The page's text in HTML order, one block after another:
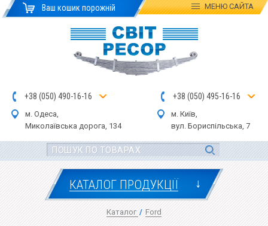
Ваш кошик порожній МЕНЮСАЙТА
+38 (050) 490-16-16
м. Одеса,
Миколаївська дорога, 134
+38 (050) 495-16-16
м. Київ,
вул. Бориспільська, 7
КАТАЛОГ ПРОДУКЦІЇ ↓
Каталог / Ford